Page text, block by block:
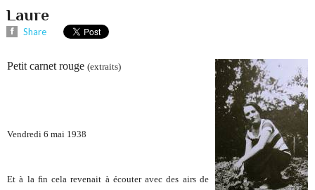
Laure
Share
Petit carnet rouge (extraits)
Vendredi 6 mai 1938
Et à la ﬁn cela revenait à écouter avec des airs de